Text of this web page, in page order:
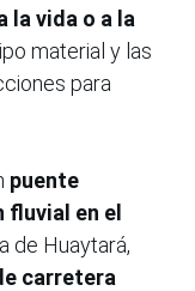
la vida o a la
material y las
para
puente
en el
de Huaytará,
carretera